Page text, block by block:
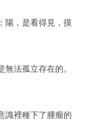
陽，是看得見，摸
法孤立存在的。
識裡種下了腫瘤的